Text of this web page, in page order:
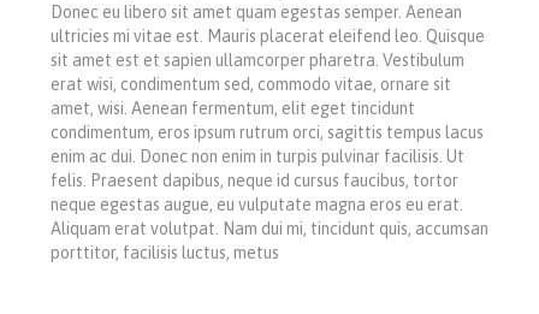
Donec eu libero sit amet quam egestas semper. Aenean
ultricies mi vitae est. Mauris placerat eleifend leo. Quisque
sit amet est et sapien ullamcorper pharetra. Vestibulum
erat wisi, condimentum sed, commodo vitae, ornare sit
amet, wisi. Aenean fermentum, elit eget tincidunt
condimentum, eros ipsum rutrum orci, sagittis tempus lacus
enim ac dui. Donec non enim in turpis pulvinar facilisis. Ut
felis. Praesent dapibus, neque id cursus faucibus, tortor
neque egestas augue, eu vulputate magna eros eu erat.
Aliquam erat volutpat. Nam dui mi, tincidunt quis, accumsan
porttitor, facilisis luctus, metus